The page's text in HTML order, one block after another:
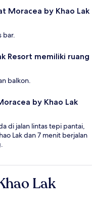
Moracea by Khao Lak
bar.
Resort memiliki ruang
balkon.
by Khao Lak
di jalan lintas tepi pantai,
Lak dan 7 menit berjalan
Lak